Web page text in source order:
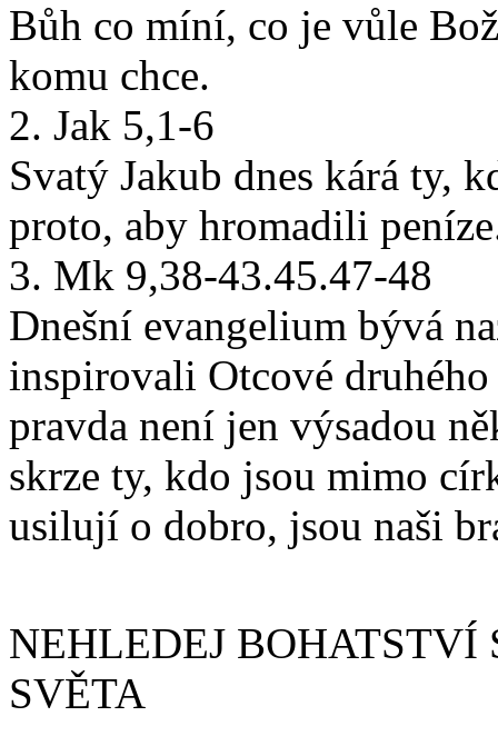
Bůh co míní, co je vůle
komu chce.
2. Jak 5,1-6
Svatý Jakub dnes kárá ty,
proto, aby hromadili
3. Mk 9,38-43.45.47-48
Dnešní evangelium bývá
inspirovali Otcové
pravda není jen výsadou
skrze ty, kdo jsou mimo
usilují o dobro, jsou naši
NEHLEDEJ BOHATSTVÍ
SVĚTA